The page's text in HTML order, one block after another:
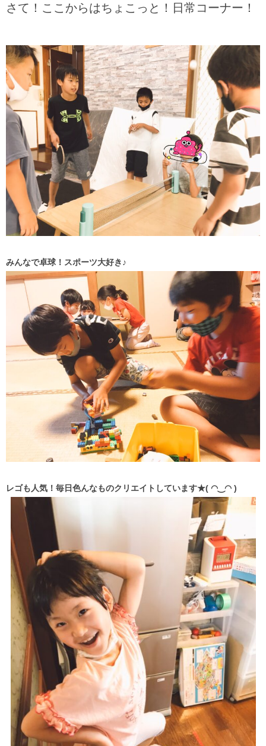
さて！ここからはちょこっと！日常コーナー！
みんなで卓球！スポーツ大好き♪
レゴも人気！毎日色んなものクリエイトしています★( ◠‿◠ )